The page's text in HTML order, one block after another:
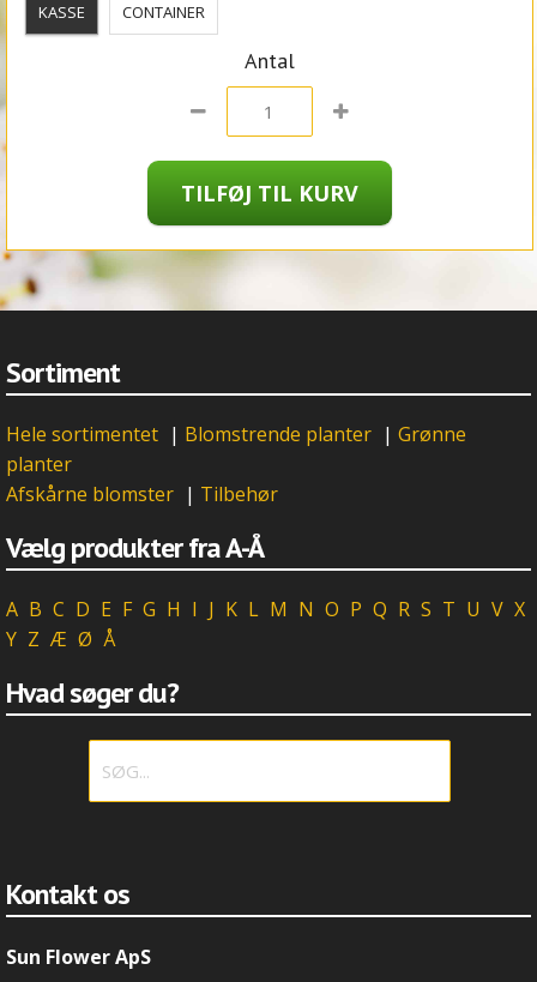
KASSE CONTAINER
Antal
Sortiment
Hele sortimentet | Blomstrende planter | Grønne
planter
Afskårne blomster | Tilbehør
Vælg produkter fra A-Å
A B C D E F G H I J K L M N O P Q R S T U V X
Y Z Æ Ø Å
Hvad søger du?
Kontakt os
Sun Flower ApS